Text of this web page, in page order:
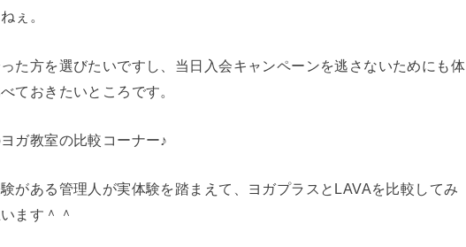
ぇ。
た方を選びたいですし、当日入会キャンペーンを逃さないためにも体
ておきたいところです。
ガ教室の比較コーナー♪
がある管理人が実体験を踏まえて、ヨガプラスとLAVAを比較してみ
ます＾＾